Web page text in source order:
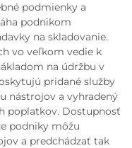
podmienky a
podnikom
na skladovanie.
vo veľkom vedie k
na údržbu v
pridané služby
nástrojov a vyhradený
poplatkov. Dostupnosť
podniky môžu
a predchádzať tak